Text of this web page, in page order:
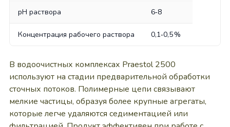
pH раствора 6‑8
Концентрация рабочего раствора 0,1‑0,5 %
В водоочистных комплексах Praestol 2500
используют на стадии предварительной обработки
сточных потоков. Полимерные цепи связывают
мелкие частицы, образуя более крупные агрегаты,
которые легче удаляются седиментацией или